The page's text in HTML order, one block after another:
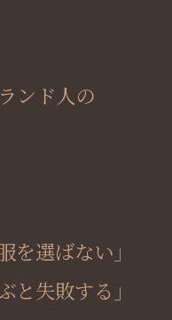
ンド人の
を選ばない」
と失敗する」